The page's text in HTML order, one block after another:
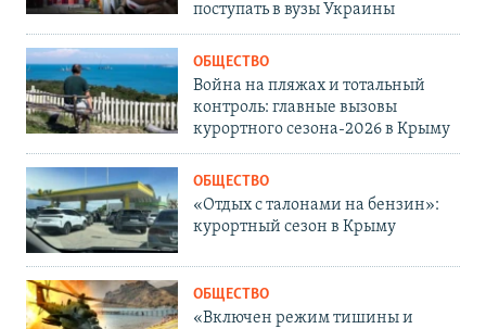
поступать в вузы Украины
ОБЩЕСТВО
Война на пляжах и тотальный
контроль: главные вызовы
курортного сезона-2026 в Крыму
ОБЩЕСТВО
«Отдых с талонами на бензин»:
курортный сезон в Крыму
ОБЩЕСТВО
«Включен режим тишины и